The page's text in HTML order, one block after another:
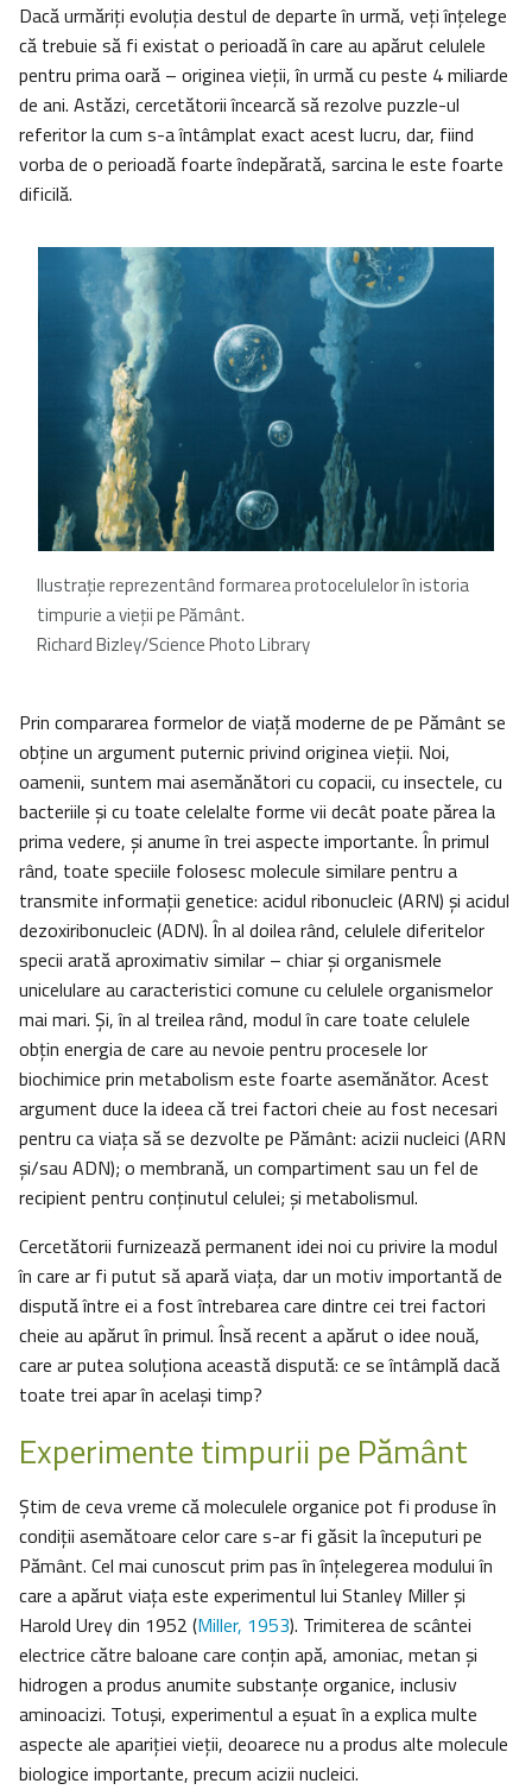
Dacă urmăriți evoluția destul de departe în urmă, veţi înţelege
că trebuie să fi existat o perioadă în care au apărut celulele
pentru prima oară – originea vieții, în urmă cu peste 4 miliarde
de ani. Astăzi, cercetătorii încearcă să rezolve puzzle-ul
referitor la cum s-a întâmplat exact acest lucru, dar, fiind
vorba de o perioadă foarte îndepărată, sarcina le este foarte
dificilă.
Ilustraţie reprezentând formarea protocelulelor în istoria
timpurie a vieții pe Pământ.
Richard Bizley/Science Photo Library
Prin compararea formelor de viață moderne de pe Pământ se
obţine un argument puternic privind originea vieții. Noi,
oamenii, suntem mai asemănători cu copacii, cu insectele, cu
bacteriile și cu toate celelalte forme vii decât poate părea la
prima vedere, şi anume în trei aspecte importante. În primul
rând, toate speciile folosesc molecule similare pentru a
transmite informații genetice: acidul ribonucleic (ARN) și acidul
dezoxiribonucleic (ADN). În al doilea rând, celulele diferitelor
specii arată aproximativ similar – chiar și organismele
unicelulare au caracteristici comune cu celulele organismelor
mai mari. Și, în al treilea rând, modul în care toate celulele
obțin energia de care au nevoie pentru procesele lor
biochimice prin metabolism este foarte asemănător. Acest
argument duce la ideea că trei factori cheie au fost necesari
pentru ca viața să se dezvolte pe Pământ: acizii nucleici (ARN
și/sau ADN); o membrană, un compartiment sau un fel de
recipient pentru conținutul celulei; și metabolismul.
Cercetătorii furnizează permanent idei noi cu privire la modul
în care ar fi putut să apară viața, dar un motiv importantă de
dispută între ei a fost întrebarea care dintre cei trei factori
cheie au apărut în primul. Însă recent a apărut o idee nouă,
care ar putea soluționa această dispută: ce se întâmplă dacă
toate trei apar în același timp?
Experimente timpurii pe Pământ
Știm de ceva vreme că moleculele organice pot fi produse în
condiții asemătoare celor care s-ar fi găsit la începuturi pe
Pământ. Cel mai cunoscut prim pas în înțelegerea modului în
care a apărut viața este experimentul lui Stanley Miller și
Harold Urey din 1952 (Miller, 1953). Trimiterea de scântei
electrice către baloane care conțin apă, amoniac, metan și
hidrogen a produs anumite substanțe organice, inclusiv
aminoacizi. Totuşi, experimentul a eşuat în a explica multe
aspecte ale apariției vieții, deoarece nu a produs alte molecule
biologice importante, precum acizii nucleici.